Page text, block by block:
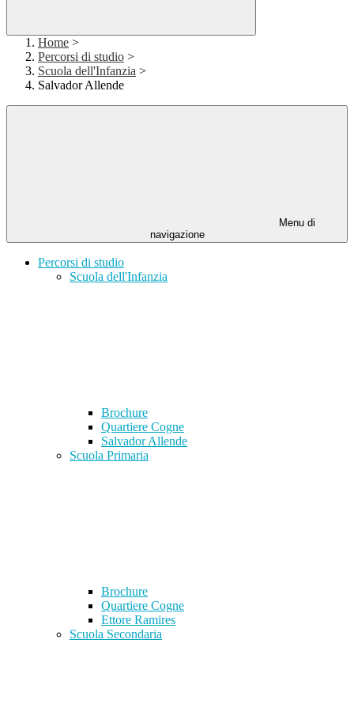
Home >
Percorsi di studio >
Scuola dell'Infanzia >
Salvador Allende
Menu di
navigazione
Percorsi di studio
Scuola dell'Infanzia
Brochure
Quartiere Cogne
Salvador Allende
Scuola Primaria
Brochure
Quartiere Cogne
Ettore Ramires
Scuola Secondaria